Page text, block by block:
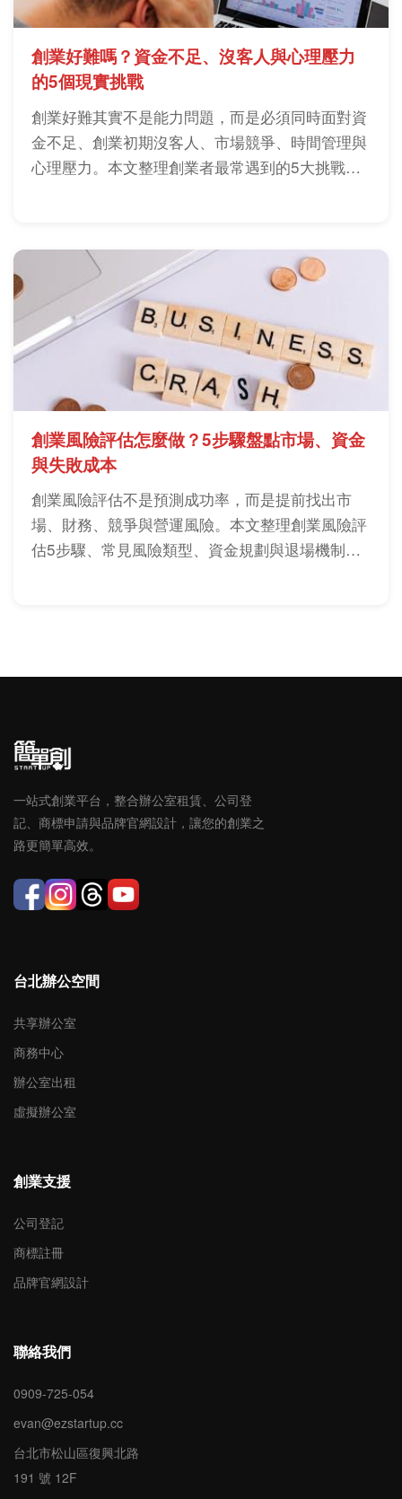
創業好難嗎？資金不足、沒客人與心理壓力
的5個現實挑戰
創業好難其實不是能力問題，而是必須同時面對資
金不足、創業初期沒客人、市場競爭、時間管理與
心理壓力。本文整理創業者最常遇到的5大挑戰，
創業風險評估怎麼做？5步驟盤點市場、資金
與失敗成本
創業風險評估不是預測成功率，而是提前找出市
場、財務、競爭與營運風險。本文整理創業風險評
估5步驟、常見風險類型、資金規劃與退場機制，
一站式創業平台，整合辦公室租賃、公司登
記、商標申請與品牌官網設計，讓您的創業之
路更簡單高效。
台北辦公空間
共享辦公室
商務中心
辦公室出租
虛擬辦公室
創業支援
公司登記
商標註冊
品牌官網設計
聯絡我們
0909-725-054
evan@ezstartup.cc
台北市松山區復興北路
191 號 12F